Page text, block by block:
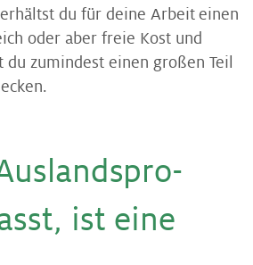
du für deine Arbeit einen
oder aber freie Kost und
du zumindest einen großen Teil
ist eine